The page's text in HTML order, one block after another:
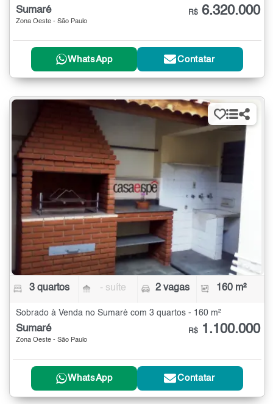
Sumaré
Zona Oeste - São Paulo
R$ 6.320.000
WhatsApp Contatar
3 quartos - suíte 2 vagas 160 m²
Sobrado à Venda no Sumaré com 3 quartos - 160 m²
Sumaré
Zona Oeste - São Paulo
R$ 1.100.000
WhatsApp Contatar